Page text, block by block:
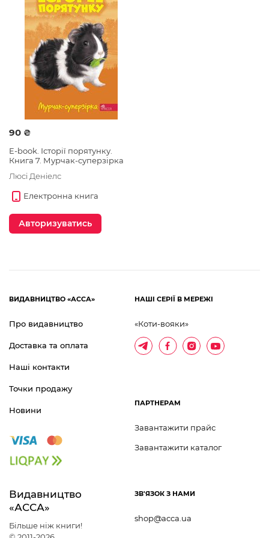
90 ₴
E-book. Історії порятунку.
Книга 7. Мурчак-суперзірка
Люсі Деніелс
Електронна книга
Авторизуватись
Видавництво
«АССА»
Більше ніж книги!
ЗВ'ЯЗОК З НАМИ
shop@acca.ua
ВИДАВНИЦТВО «АССА»
Про видавництво
Доставка та оплата
Наші контакти
Точки продажу
Новини
НАШІ СЕРІЇ В МЕРЕЖІ
«Коти-вояки»
ПАРТНЕРАМ
Завантажити прайс
Завантажити каталог